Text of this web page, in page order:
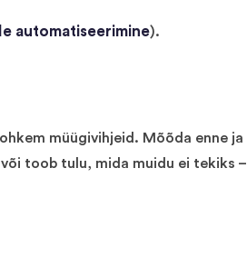
automatiseerimine).
müügivihjeid. Mõõda enne ja
toob tulu, mida muidu ei tekiks –